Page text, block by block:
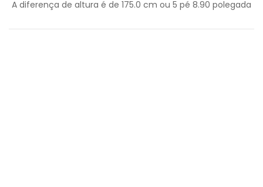
A diferença de altura é de 175.0 cm ou 5 pé 8.90 polegada